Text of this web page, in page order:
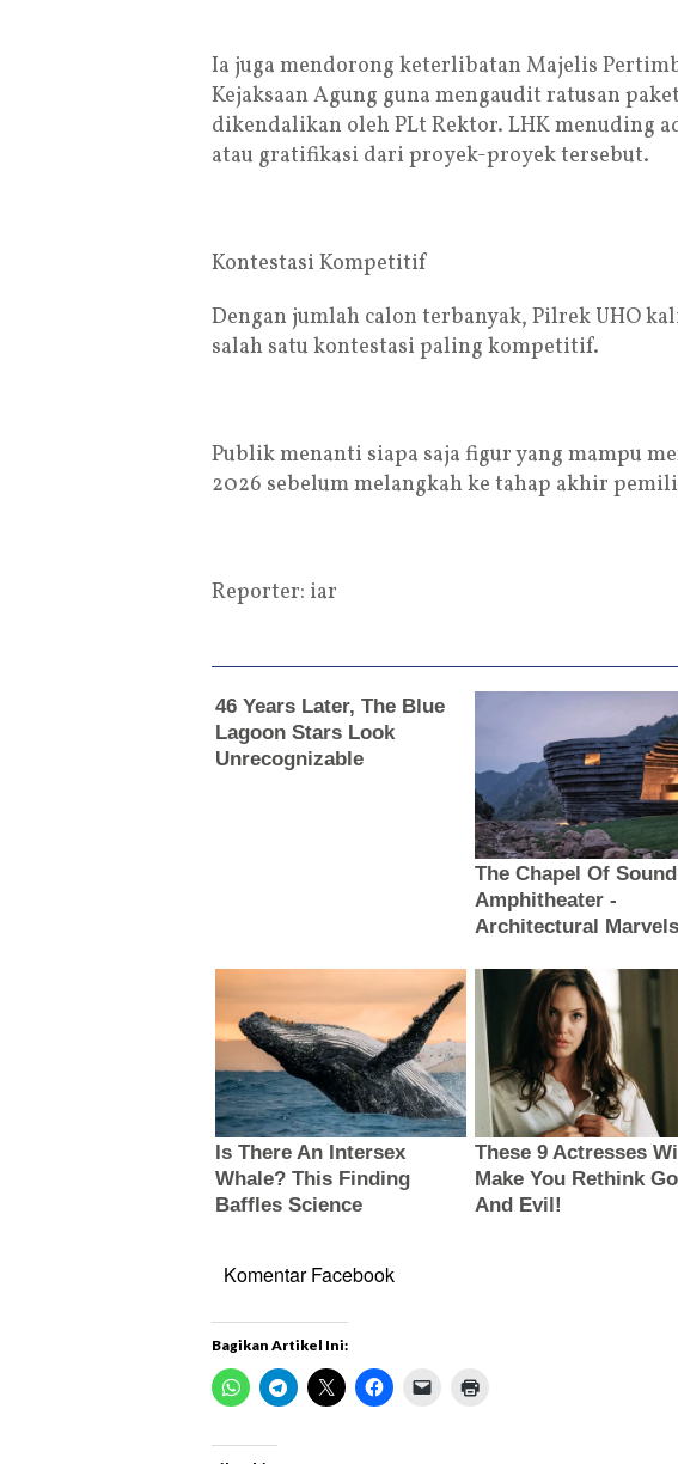
Ia juga mendorong keterlibatan Majelis
Kejaksaan Agung guna mengaudit ratusan
dikendalikan oleh PLt Rektor. LHK menuding
atau gratifikasi dari proyek-proyek tersebut.
Kontestasi Kompetitif
Dengan jumlah calon terbanyak, Pilrek UHO
salah satu kontestasi paling kompetitif.
Publik menanti siapa saja figur yang mampu
2026 sebelum melangkah ke tahap akhir
Reporter: iar
Komentar Facebook
Bagikan Artikel Ini: